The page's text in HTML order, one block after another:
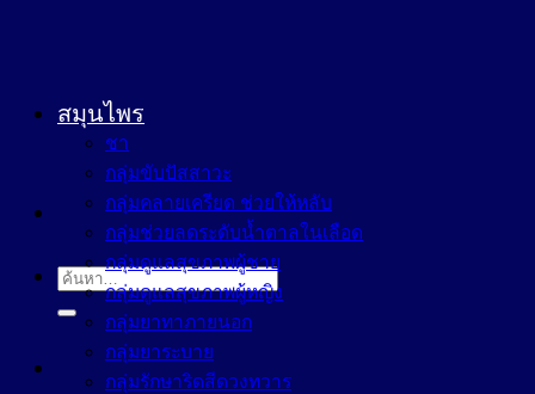
ค้นหา:
สมุนไพร
ชา
กลุ่มขับปัสสาวะ
กลุ่มคลายเครียด ช่วยให้หลับ
กลุ่มช่วยลดระดับน้ำตาลในเลือด
กลุ่มดูแลสุขภาพผู้ชาย
กลุ่มดูแลสุขภาพผู้หญิง
กลุ่มยาทาภายนอก
กลุ่มยาระบาย
กลุ่มรักษาริดสีดวงทวาร